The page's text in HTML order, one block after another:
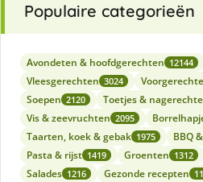
Populaire categorieën
Avondeten & hoofdgerechten 12144
Vleesgerechten 3024
Soepen 2120 Toetjes &
Vis & zeevruchten 2095
Taarten, koek & gebak 1975 BBQ
Pasta & rijst 1419 Groenten 1312
Salades 1216 Gezonde recepten